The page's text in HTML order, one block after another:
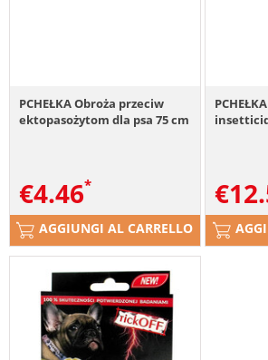
PCHEŁKA Obroża przeciw
ektopasożytom dla psa 75 cm
€4.46
AGGIUNGI AL CARRELLO
€